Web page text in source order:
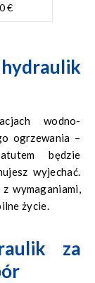
€
wodno-
ogrzewania –
będzie
wyjechać.
wymaganiami,
życie.
za